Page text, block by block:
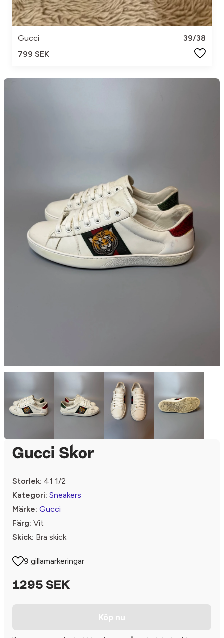
Gucci
39/38
799 SEK
Gucci Skor
Storlek: 41 1/2
Kategori: Sneakers
Märke: Gucci
Färg: Vit
Skick: Bra skick
9 gillamarkeringar
1295 SEK
Köp nu